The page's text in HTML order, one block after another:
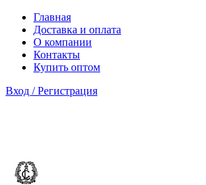
Главная
Доставка и оплата
О компании
Контакты
Купить оптом
Вход / Регистрация